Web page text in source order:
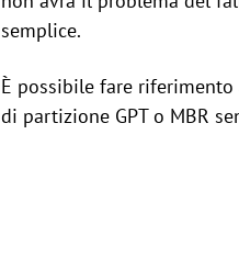
semplice.
È possibile fare
di partizione GPT o MBR